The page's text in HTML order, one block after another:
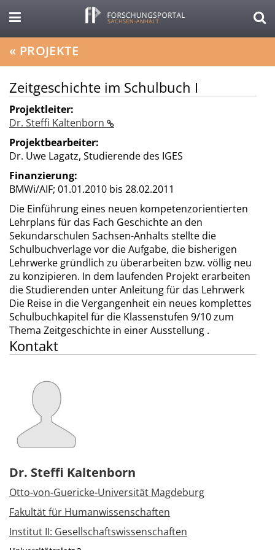
« PROJEKTE
Zeitgeschichte im Schulbuch I
Projektleiter:
Dr. Steffi Kaltenborn
Projektbearbeiter:
Dr. Uwe Lagatz, Studierende des IGES
Finanzierung:
BMWi/AIF; 01.01.2010 bis 28.02.2011
Die Einführung eines neuen kompetenzorientierten
Lehrplans für das Fach Geschichte an den
Sekundarschulen Sachsen-Anhalts stellte die
Schulbuchverlage vor die Aufgabe, die bisherigen
Lehrwerke gründlich zu überarbeiten bzw. völlig neu
zu konzipieren. In dem laufenden Projekt erarbeiten
die Studierenden unter Anleitung für das Lehrwerk
Die Reise in die Vergangenheit ein neues komplettes
Schulbuchkapitel für die Klassenstufen 9/10 zum
Thema Zeitgeschichte in einer Ausstellung .
Kontakt
Dr. Steffi Kaltenborn
Otto-von-Guericke-Universität Magdeburg
Fakultät für Humanwissenschaften
Institut II: Gesellschaftswissenschaften